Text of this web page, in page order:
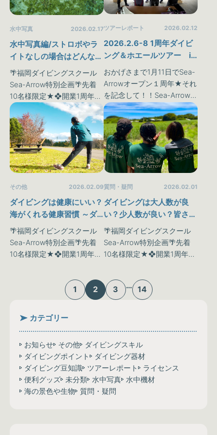
うことのできない《水… うことのできない《水…
水中写真 2026.02.17
水中写真編/ストロボやラ
イトなしの場合はどんな風
に撮ったら良いのか考えて
みた。
🌴福岡ダイビングスクール
Sea-Arrow特別企画🌴先着
10名様限定★❖開業1周年記
念！ダイビングライセンス
取得キャンペーン❖スクー
バダイビングという特殊な
スポーツは私達が普段味わ
うことのできない《水…
ツアーレポート 2026.02.12
2026.2.6-8 1周年ダイビ
ング＆ホエールツアー in
沖縄
おかげさまで1月11日でSea-
Arrowオープン１周年★それ
を記念して！！Sea-Arrow１
周年記念ダイビング＆ホエ
ール欲張りツアーが開催さ
れました🌴((((ｏﾉ´3｀)ﾉです
が…なんとこの週は今…
その他 2026.02.09
ダイビングは健康にいい？
海がくれる健康習慣 ～ダ
イビングで整う～
🌴福岡ダイビングスクール
Sea-Arrow特別企画🌴先着
10名様限定★❖開業1周年記
取得キャンペーン❖スクー
バダイビングという特殊な
スポーツは私達が普段味わ
うことのできない《水…
質問・疑問 2026.02.01
ダイビングは大人数が良
い？少人数が良い？皆さん
はどっち派でしょうか
(^^？
🌴福岡ダイビングスクール
Sea-Arrow特別企画🌴先着
10名様限定★❖開業1周年記
取得キャンペーン❖スクー
バダイビングという特殊な
スポーツは私達が普段味わ
1 2 3 … 14
カテゴリー
お知らせ その他
ダイビングスキル
ダイビングポイント
ダイビング器材
ダイビング豆知識 ツアーレポート
ライセンス
便利グッズ 未分類 水中写真 水中機材
海の景色や生物 質問・疑問